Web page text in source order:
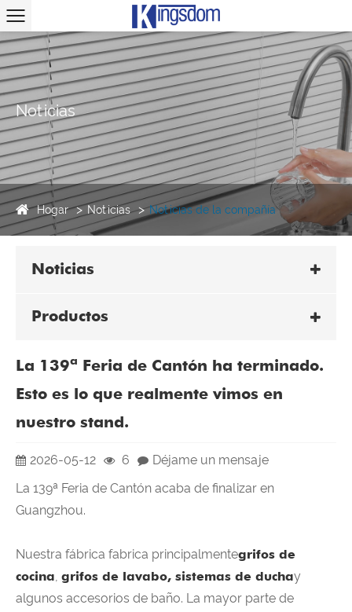
Noticias
Hogar Noticias Noticias de la compañía
Noticias
Productos
La 139ª Feria de Cantón ha terminado.
Esto es lo que realmente vimos en
nuestro stand.
2026-05-12 6
Déjame un mensaje
La 139ª Feria de Cantón acaba de finalizar en
Guangzhou.
Nuestra fábrica fabrica principalmentegrifos de
cocina, grifos de lavabo, sistemas de duchay
algunos accesorios de baño. La mayor parte de